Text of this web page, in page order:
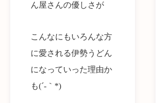
ん屋さんの優しさが
こんなにもいろんな方
に愛される伊勢うどん
になっていった理由か
も(´-｀*)